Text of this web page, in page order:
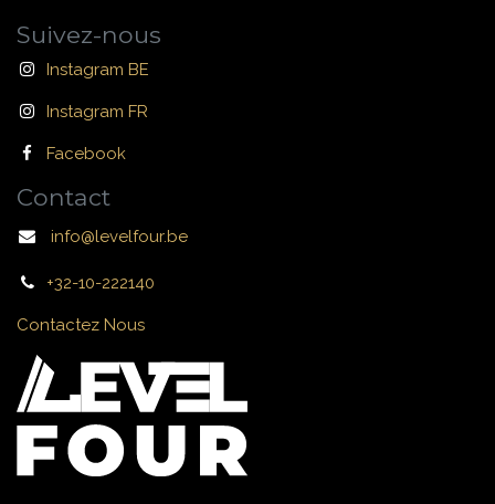
Suivez-nous
Instagram BE
Instagram FR
Facebook
Contact
info@levelfour.be
+32-10-222140
Contactez Nous